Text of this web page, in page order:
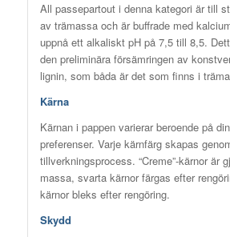
All passepartout i denna kategori är till
av trämassa och är buffrade med
uppnå ett alkaliskt pH på 7,5 till 8,5.
den preliminära försämringen av
lignin, som båda är det som finns i
Kärna
Kärnan i pappen varierar beroende på
preferenser. Varje kärnfärg skapas
tillverkningsprocess. “Creme”-kärnor är
massa, svarta kärnor färgas efter
kärnor bleks efter rengöring.
Skydd